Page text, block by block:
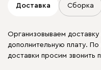
Доставка Сборка
Организовываем
дополнительную плату.
доставки просим звонить